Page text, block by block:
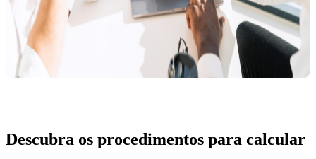
Descubra os procedimentos para calcular